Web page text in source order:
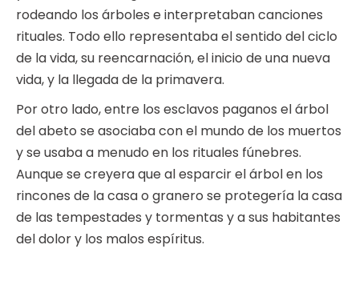
rodeando los árboles e interpretaban canciones
rituales. Todo ello representaba el sentido del ciclo
de la vida, su reencarnación, el inicio de una nueva
vida, y la llegada de la primavera.
Por otro lado, entre los esclavos paganos el árbol
del abeto se asociaba con el mundo de los muertos
y se usaba a menudo en los rituales fúnebres.
Aunque se creyera que al esparcir el árbol en los
rincones de la casa o granero se protegería la casa
de las tempestades y tormentas y a sus habitantes
del dolor y los malos espíritus.